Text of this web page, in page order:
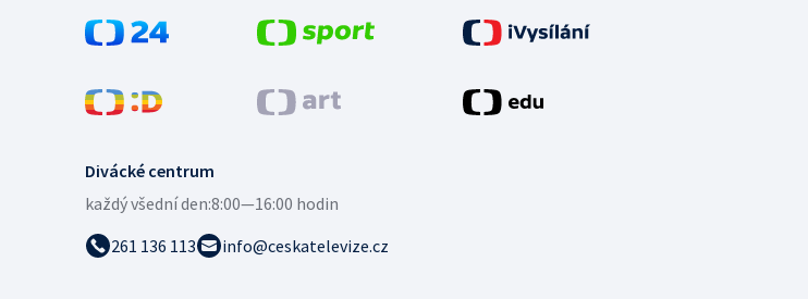
Divácké centrum
každý všední den:8:00—16:00 hodin
261 136 113
info@ceskatelevize.cz